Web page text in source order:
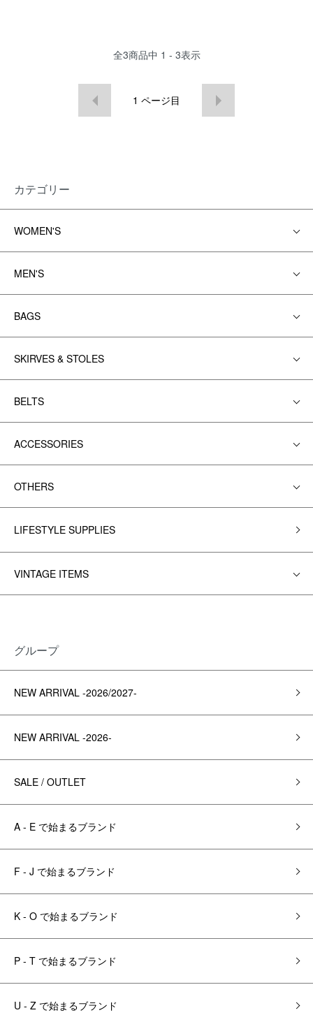
全3商品中 1 - 3表示
1 ページ目
カテゴリー
WOMEN'S
MEN'S
BAGS
SKIRVES & STOLES
BELTS
ACCESSORIES
OTHERS
LIFESTYLE SUPPLIES
VINTAGE ITEMS
グループ
NEW ARRIVAL -2026/2027-
NEW ARRIVAL -2026-
SALE / OUTLET
A - E で始まるブランド
F - J で始まるブランド
K - O で始まるブランド
P - T で始まるブランド
U - Z で始まるブランド